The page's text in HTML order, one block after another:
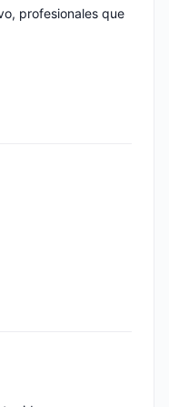
profesionales que